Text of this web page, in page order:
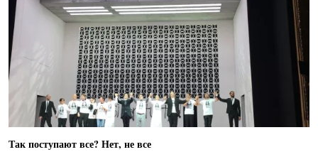
Так поступают все? Нет, не все